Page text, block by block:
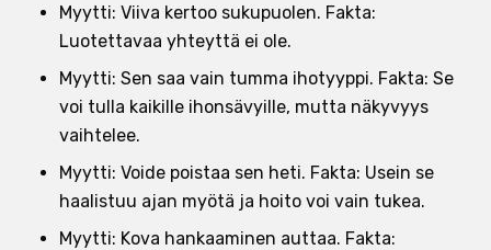
Myytti: Viiva kertoo sukupuolen. Fakta:
Luotettavaa yhteyttä ei ole.
Myytti: Sen saa vain tumma ihotyyppi. Fakta: Se
voi tulla kaikille ihonsävyille, mutta näkyvyys
vaihtelee.
Myytti: Voide poistaa sen heti. Fakta: Usein se
haalistuu ajan myötä ja hoito voi vain tukea.
Myytti: Kova hankaaminen auttaa. Fakta: